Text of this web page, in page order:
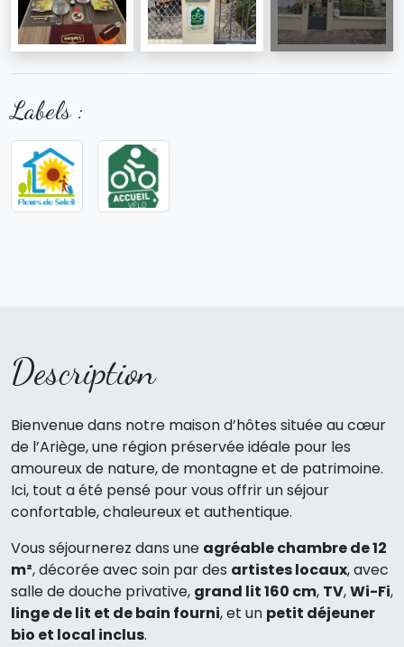
Labels :
Description
Bienvenue dans notre maison d’hôtes située au cœur
de l’Ariège, une région préservée idéale pour les
amoureux de nature, de montagne et de patrimoine.
Ici, tout a été pensé pour vous offrir un séjour
confortable, chaleureux et authentique.
Vous séjournerez dans une agréable chambre de 12
m², décorée avec soin par des artistes locaux, avec
salle de douche privative, grand lit 160 cm, TV,Wi-Fi,
linge de lit et de bain fourni, et un petit déjeuner
bio et local inclus.